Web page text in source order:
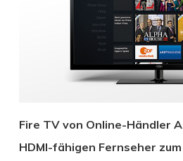
Fire TV von Online-Händler
HDMI-fähigen Fernseher